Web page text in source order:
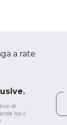
a rate
di
ha il